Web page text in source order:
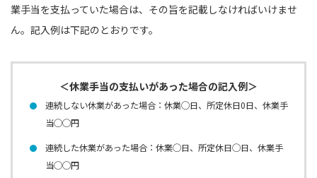
業手当を支払っていた場合は、その旨を記載しなければいけませ
ん。記入例は下記のとおりです。
＜休業手当の支払いがあった場合の記入例＞
連続しない休業があった場合：休業◯日、所定休日0日、休業手
当◯◯円
連続した休業があった場合：休業◯日、所定休日◯日、休業手
当◯◯円